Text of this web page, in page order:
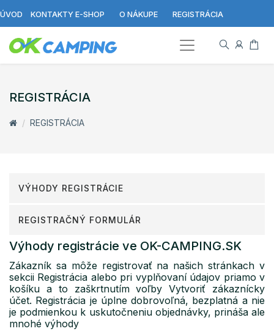
ÚVOD KONTAKTY E-SHOP O NÁKUPE REGISTRÁCIA
REGISTRÁCIA
REGISTRÁCIA
VÝHODY REGISTRÁCIE
REGISTRAČNÝ FORMULÁR
Výhody registrácie ve OK-CAMPING.SK
Zákazník sa môže registrovať na našich stránkach v
sekcii Registrácia alebo pri vyplňovaní údajov priamo v
košíku a to zaškrtnutím voľby Vytvoriť zákaznícky
účet. Registrácia je úplne dobrovoľná, bezplatná a nie
je podmienkou k uskutočneniu objednávky, prináša ale
mnohé výhody